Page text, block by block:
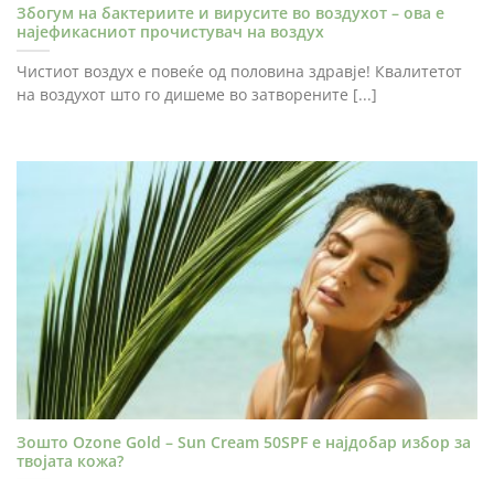
Збогум на бактериите и вирусите во воздухот – ова е
најефикасниот прочистувач на воздух
Чистиот воздух е повеќе од половина здравје! Квалитетот
на воздухот што го дишеме во затворените [...]
Зошто Ozone Gold – Sun Cream 50SPF е најдобар избор за
твојата кожа?